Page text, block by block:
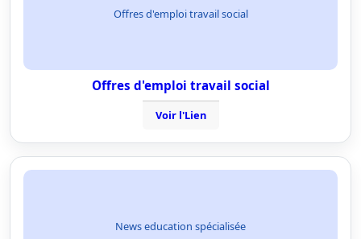
Offres d'emploi travail social
Offres d'emploi travail social
Voir l'Lien
News education spécialisée